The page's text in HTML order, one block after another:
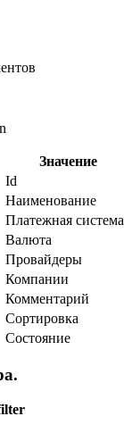
Значение
Id
Наименование
Платежная система
Валюта
Провайдеры
Компании
Комментарий
Сортировка
Состояние